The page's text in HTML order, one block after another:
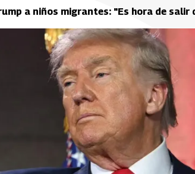
a niños migrantes: "Es hora de salir